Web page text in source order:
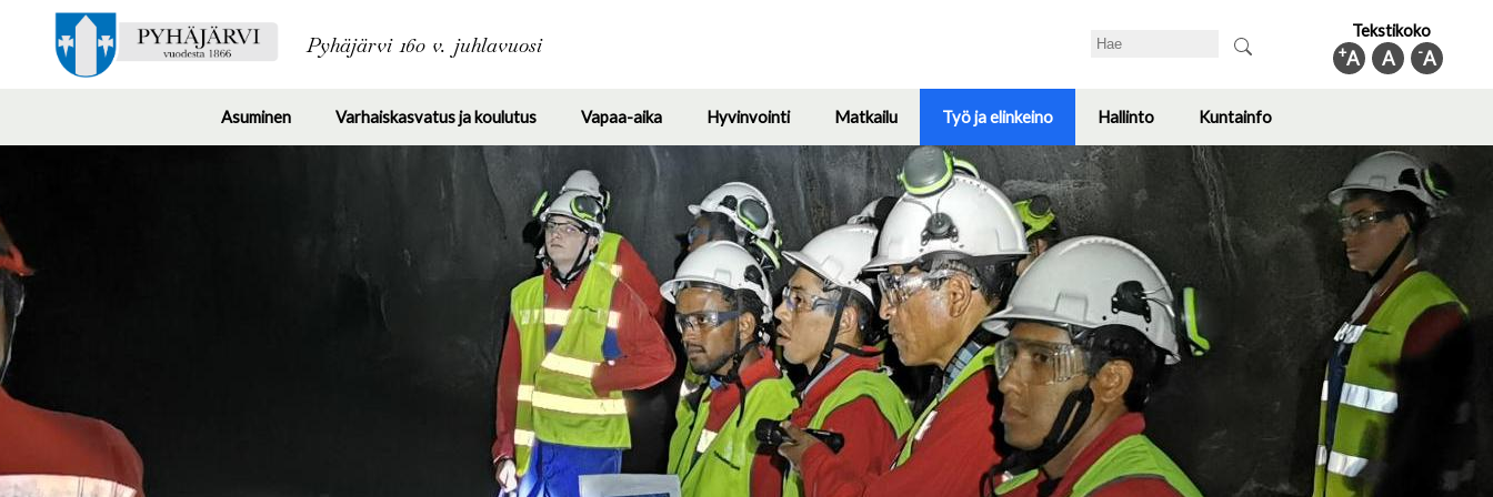
Pyhäjärvi 160 v. juhlavuosi Search Tekstikoko
-A
A
+A
Asuminen
Toggle
submenu
Varhaiskasvatus ja koulutus
Toggle
submenu
Vapaa-aika
Toggle
submenu
Hyvinvointi
Toggle
submenu
Matkailu
submenu
Työ ja elinkeino
Toggle
submenu
Hallinto
Toggle
submenu
Kuntainfo
submenu